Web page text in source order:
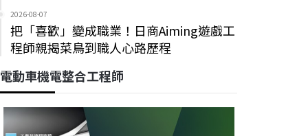
2026-08-07
把「喜歡」變成職業！日商Aiming遊戲工
程師親揭菜鳥到職人心路歷程
電動車機電整合工程師